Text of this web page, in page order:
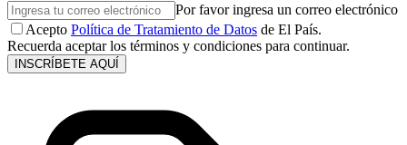
Por favor ingresa un correo electrónico
Acepto Política de Tratamiento de Datos de El País.
Recuerda aceptar los términos y condiciones para continuar.
INSCRÍBETE AQUÍ